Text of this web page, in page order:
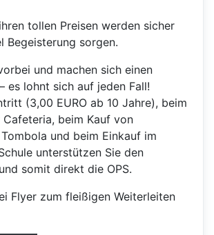
tollen Preisen werden sicher
Begeisterung sorgen.
und machen sich einen
es lohnt sich auf jeden Fall!
(3,00 EURO ab 10 Jahre), beim
Cafeteria, beim Kauf von
und beim Einkauf im
unterstützen Sie den
somit direkt die OPS.
Flyer zum fleißigen Weiterleiten